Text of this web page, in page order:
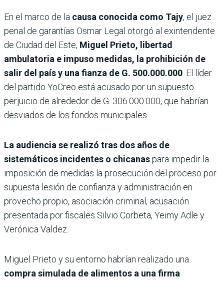
En el marco de la causa conocida como Tajy, el juez
penal de garantías Osmar Legal otorgó al exintendente
de Ciudad del Este, Miguel Prieto, libertad
ambulatoria e impuso medidas, la prohibición de
salir del país y una fianza de G. 500.000.000. El líder
del partido YoCreo está acusado por un supuesto
perjuicio de alrededor de G. 306.000.000, que habrían
desviados de los fondos municipales.
La audiencia se realizó tras dos años de
sistemáticos incidentes o chicanaspara impedir la
imposición de medidas la prosecución del proceso por
supuesta lesión de confianza y administración en
provecho propio, asociación criminal, acusación
presentada por fiscales Silvio Corbeta, Yeimy Adle y
Verónica Valdez.
Miguel Prieto y su entorno habrían realizado una
compra simulada de alimentos a una firma